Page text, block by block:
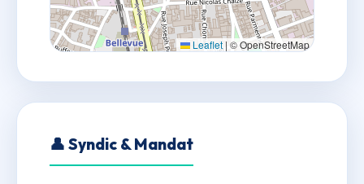
Leaflet | © OpenStreetMap
👤 Syndic & Mandat